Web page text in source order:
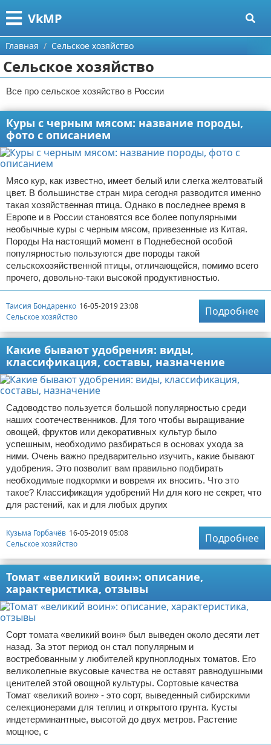
VkMP
Меню
Главная
Категории
Сельское хозяйство
Разное
Идеи бизнеса
Для руководителя
Промышленность
Международный бизнес
Продажи
Начало бизнеса
Обзоры услуг
Самосовершенствование
Деловое общение
Менеджмент
Поиск
О проекте
Контакты
Сотрудничество
Размещение рекламы
Для правообладателей
Условия предоставления информации
Отказ от ответственности
Главная Сельское хозяйство
Сельское хозяйство
Все про сельское хозяйство в России
Куры с черным мясом: название породы,
фото с описанием
Мясо кур, как известно, имеет белый или слегка желтоватый
цвет. В большинстве стран мира сегодня разводится именно
такая хозяйственная птица. Однако в последнее время в
Европе и в России становятся все более популярными
необычные куры с черным мясом, привезенные из Китая.
Породы На настоящий момент в Поднебесной особой
популярностью пользуются две породы такой
сельскохозяйственной птицы, отличающейся, помимо всего
прочего, довольно-таки высокой продуктивностью.
Таисия Бондаренко 16-05-2019 23:08
Сельское хозяйство
Подробнее
Какие бывают удобрения: виды,
классификация, составы, назначение
Садоводство пользуется большой популярностью среди
наших соотечественников. Для того чтобы выращивание
овощей, фруктов или декоративных культур было
успешным, необходимо разбираться в основах ухода за
ними. Очень важно предварительно изучить, какие бывают
удобрения. Это позволит вам правильно подбирать
необходимые подкормки и вовремя их вносить. Что это
такое? Классификация удобрений Ни для кого не секрет, что
для растений, как и для любых других
Кузьма Горбачёв 16-05-2019 05:08
Сельское хозяйство
Подробнее
Томат «великий воин»: описание,
характеристика, отзывы
Сорт томата «великий воин» был выведен около десяти лет
назад. За этот период он стал популярным и
востребованным у любителей крупноплодных томатов. Его
великолепные вкусовые качества не оставят равнодушными
ценителей этой овощной культуры. Сортовые качества
Томат «великий воин» - это сорт, выведенный сибирскими
селекционерами для теплиц и открытого грунта. Кусты
индетерминантные, высотой до двух метров. Растение
мощное, с